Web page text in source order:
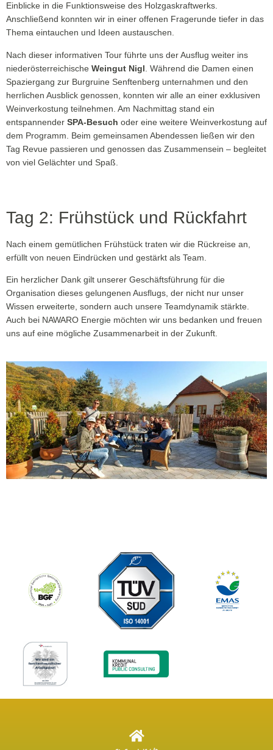
Einblicke in die Funktionsweise des Holzgaskraftwerks.
Anschließend konnten wir in einer offenen Fragerunde tiefer in das
Thema eintauchen und Ideen austauschen.
Nach dieser informativen Tour führte uns der Ausflug weiter ins
niederösterreichische Weingut Nigl . Während die Damen einen
Spaziergang zur Burgruine Senftenberg unternahmen und den
herrlichen Ausblick genossen, konnten wir alle an einer exklusiven
Weinverkostung teilnehmen. Am Nachmittag stand ein
entspannender SPA-Besuch oder eine weitere Weinverkostung auf
dem Programm. Beim gemeinsamen Abendessen ließen wir den
Tag Revue passieren und genossen das Zusammensein – begleitet
von viel Gelächter und Spaß.
Tag 2: Frühstück und Rückfahrt
Nach einem gemütlichen Frühstück traten wir die Rückreise an,
erfüllt von neuen Eindrücken und gestärkt als Team.
Ein herzlicher Dank gilt unserer Geschäftsführung für die
Organisation dieses gelungenen Ausflugs, der nicht nur unser
Wissen erweiterte, sondern auch unsere Teamdynamik stärkte.
Auch bei NAWARO Energie möchten wir uns bedanken und freuen
uns auf eine mögliche Zusammenarbeit in der Zukunft.